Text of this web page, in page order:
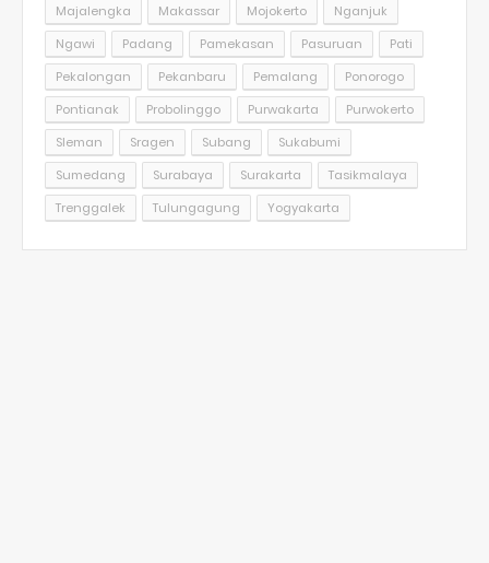
Majalengka
Makassar Mojokerto
Nganjuk
Ngawi
Padang Pamekasan Pasuruan
Pati
Pekalongan
Pekanbaru Pemalang
Ponorogo
Pontianak
Probolinggo Purwakarta
Purwokerto
Sleman
Sragen Subang
Sukabumi
Sumedang
Surabaya Surakarta
Tasikmalaya
Trenggalek
Tulungagung Yogyakarta